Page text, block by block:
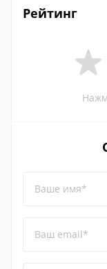
Рейтинг
Ваше имя*
Ваш email*